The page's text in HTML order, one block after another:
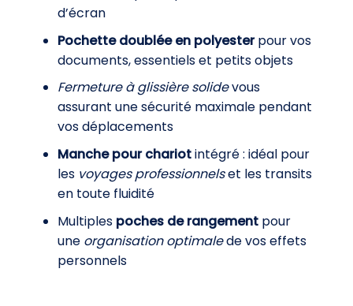
d’écran
Pochette doublée en polyesterpour vos
documents, essentiels et petits objets
Fermeture à glissière solidevous
assurant une sécurité maximale pendant
vos déplacements
Manche pour chariotintégré : idéal pour
les voyages professionnelset les transits
en toute fluidité
Multiples poches de rangementpour
une organisation optimalede vos effets
personnels